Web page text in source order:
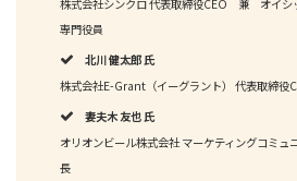
株式会社シンクロ 代表取締役CEO 兼 オイシ
専門役員
北川 健太郎 氏
株式会社E-Grant（イーグラント） 代表取締役
妻夫木 友也 氏
オリオンビール株式会社 マーケティングコミ
長